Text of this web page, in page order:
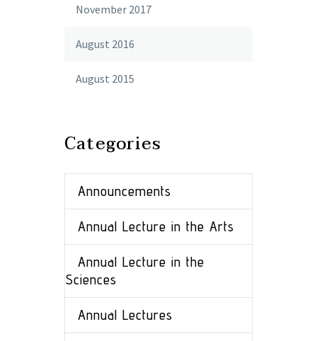
November 2017
August 2016
August 2015
Categories
Announcements
Annual Lecture in the Arts
Annual Lecture in the
Sciences
Annual Lectures